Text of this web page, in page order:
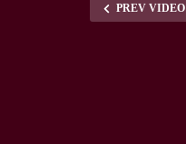
PREV VIDEO